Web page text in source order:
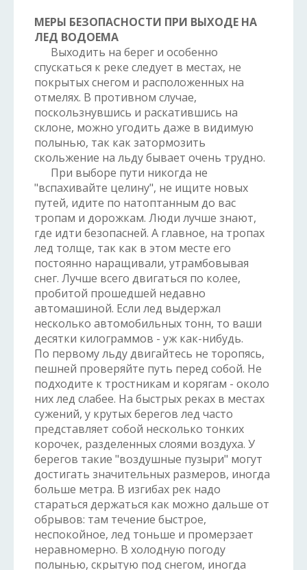
МЕРЫ БЕЗОПАСНОСТИ ПРИ ВЫХОДЕ НА
ЛЕД ВОДОЕМА
Выходить на берег и особенно
спускаться к реке следует в местах, не
покрытых снегом и расположенных на
отмелях. В противном случае,
поскользнувшись и раскатившись на
склоне, можно угодить даже в видимую
полынью, так как затормозить
скольжение на льду бывает очень трудно.
При выборе пути никогда не
"вспахивайте целину", не ищите новых
путей, идите по натоптанным до вас
тропам и дорожкам. Люди лучше знают,
где идти безопасней. А главное, на тропах
лед толще, так как в этом месте его
постоянно наращивали, утрамбовывая
снег. Лучше всего двигаться по колее,
пробитой прошедшей недавно
автомашиной. Если лед выдержал
несколько автомобильных тонн, то ваши
десятки килограммов - уж как-нибудь.
По первому льду двигайтесь не торопясь,
пешней проверяйте путь перед собой. Не
подходите к тростникам и корягам - около
них лед слабее. На быстрых реках в местах
сужений, у крутых берегов лед часто
представляет собой несколько тонких
корочек, разделенных слоями воздуха. У
берегов такие "воздушные пузыри" могут
достигать значительных размеров, иногда
больше метра. В изгибах рек надо
стараться держаться как можно дальше от
обрывов: там течение быстрое,
неспокойное, лед тоньше и промерзает
неравномерно. В холодную погоду
полынью, скрытую под снегом, иногда